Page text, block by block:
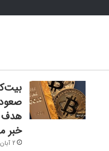
صعود
خبر
2 آبان 1403
ایلان ماسک
SEC؛ ریپل در کانون توجه بازار قرار گرفت!